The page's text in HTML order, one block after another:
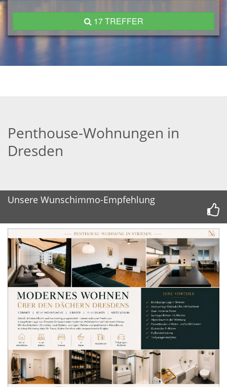
17 TREFFER
Penthouse-Wohnungen in
Dresden
Unsere Wunschimmo-Empfehlung